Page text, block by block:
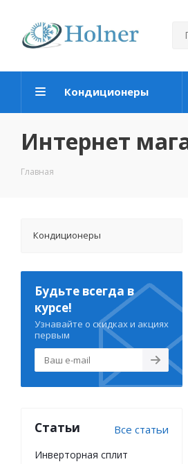
Кондиционеры
Интернет
Главная
Кондиционеры
Будьте всегда в
курсе!
Узнавайте о скидках и акциях
первым
Статьи Все статьи
Инверторная сплит